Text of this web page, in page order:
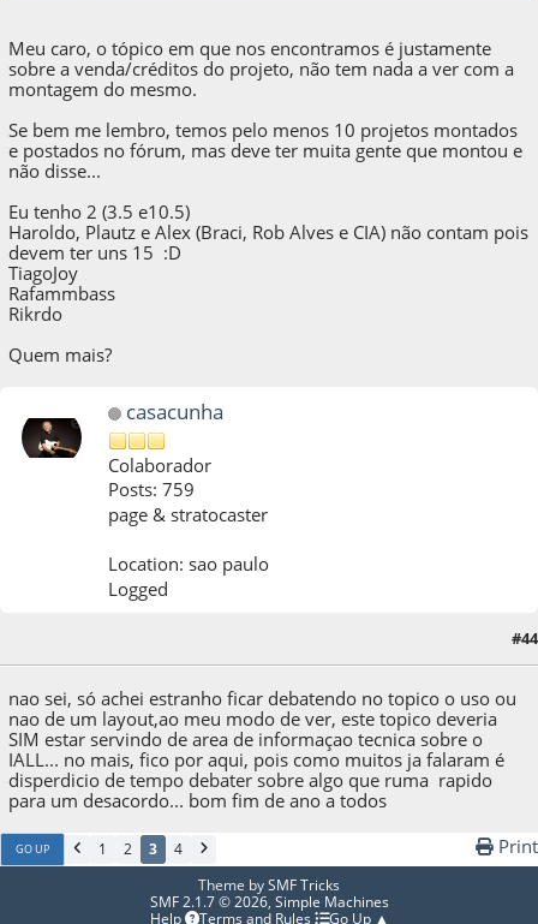
Meu caro, o tópico em que nos encontramos é justamente
sobre a venda/créditos do projeto, não tem nada a ver com a
montagem do mesmo.
Se bem me lembro, temos pelo menos 10 projetos montados
e postados no fórum, mas deve ter muita gente que montou e
não disse...
Eu tenho 2 (3.5 e10.5)
Haroldo, Plautz e Alex (Braci, Rob Alves e CIA) não contam pois
devem ter uns 15 :D
TiagoJoy
Rafammbass
Rikrdo
Quem mais?
casacunha
Colaborador
Posts: 759
page & stratocaster
Location: sao paulo
Logged
#44
nao sei, só achei estranho ficar debatendo no topico o uso ou
nao de um layout,ao meu modo de ver, este topico deveria
SIM estar servindo de area de informaçao tecnica sobre o
IALL... no mais, fico por aqui, pois como muitos ja falaram é
disperdicio de tempo debater sobre algo que ruma rapido
para um desacordo... bom fim de ano a todos
GO UP 1 2 3 4 Print
Theme bySMF Tricks
SMF 2.1.7 © 2026, Simple Machines
Help
Terms and Rules Go Up ▲